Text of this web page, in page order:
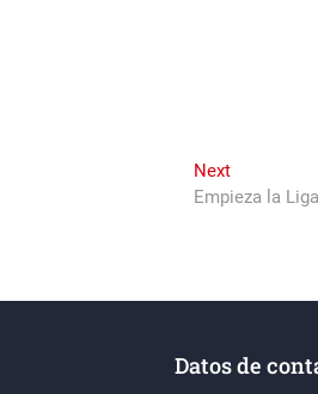
NextNext
post:
Empieza la
Datos de